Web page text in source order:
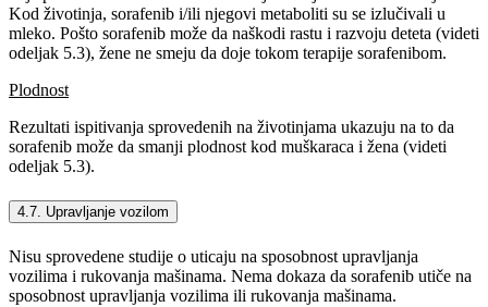
Kod životinja, sorafenib i/ili njegovi metaboliti su se izlučivali u
mleko. Pošto sorafenib može da naškodi rastu i razvoju deteta (videti
odeljak 5.3), žene ne smeju da doje tokom terapije sorafenibom.
Plodnost
Rezultati ispitivanja sprovedenih na životinjama ukazuju na to da
sorafenib može da smanji plodnost kod muškaraca i žena (videti
odeljak 5.3).
4.7. Upravljanje vozilom
Nisu sprovedene studije o uticaju na sposobnost upravljanja
vozilima i rukovanja mašinama. Nema dokaza da sorafenib utiče na
sposobnost upravljanja vozilima ili rukovanja mašinama.